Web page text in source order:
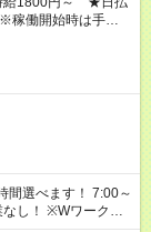
稼働開始時は手続き
ークの
はご案内できませ